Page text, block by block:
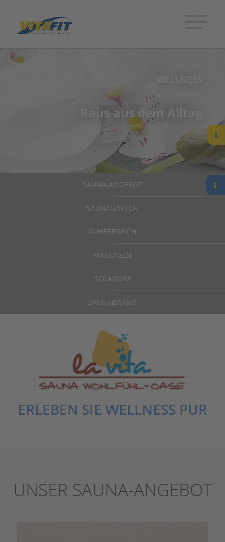
Raus aus dem Alltag
SAUNA-ANGEBOT
SAUNAGARTEN
RUHEBEREICH
MASSAGEN
SOLARIUM
SAUNABISTRO
ERLEBEN SIE WELLNESS PUR
UNSER SAUNA-ANGEBOT